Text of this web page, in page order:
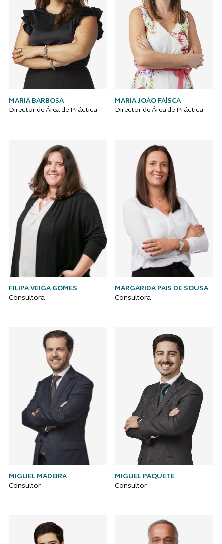
MARIA BARBOSA
Director de Área de Práctica
MARIA JOÃO FAÍSCA
Director de Área de Práctica
FILIPA VEIGA GOMES
Consultora
MARGARIDA PAIS DE SOUSA
Consultora
MIGUEL MADEIRA
Consultor
MIGUEL PAQUETE
Consultor